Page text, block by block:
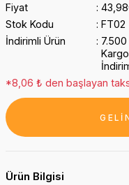
Fiyat
Stok Kodu
FT02
İndirimli Ürün
*8,06 ₺ den başlayan
Ürün Bilgisi